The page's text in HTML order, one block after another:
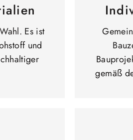
Es ist
und
gemäß